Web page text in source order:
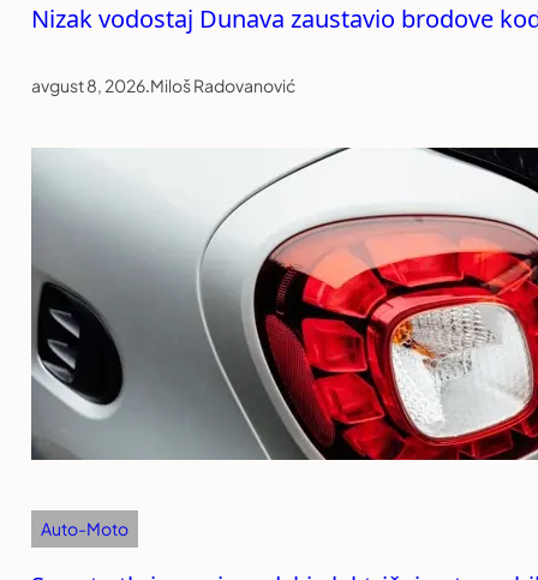
Nizak vodostaj Dunava zaustavio brodove
avgust 8, 2026.Miloš Radovanović
Auto-Moto